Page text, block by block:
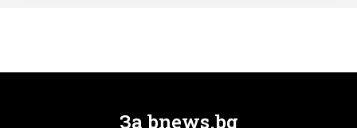
За bnews.bg